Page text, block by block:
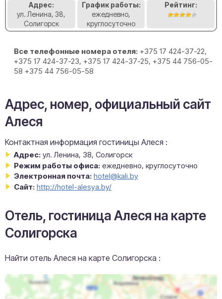
Адрес:
ул. Ленина, 38,
Солигорск
График работы:
ежедневно,
круглосуточно
Рейтинг:
Все телефонные номера отеля: +375 17 424-37-22,
+375 17 424-37-23, +375 17 424-37-25, +375 44 756-05-
58 +375 44 756-05-58
Адрес, номер, официальный сайт
Алеся
Контактная информация гостиницы Алеся :
Адрес: ул. Ленина, 38, Солигорск
Режим работы офиса: ежедневно, круглосуточно
Электронная почта: hotel@kali.by
Сайт: http://hotel-alesya.by/
Отель, гостиница Алеся на карте
Солигорска
Найти отель Алеся на карте Солигорска :